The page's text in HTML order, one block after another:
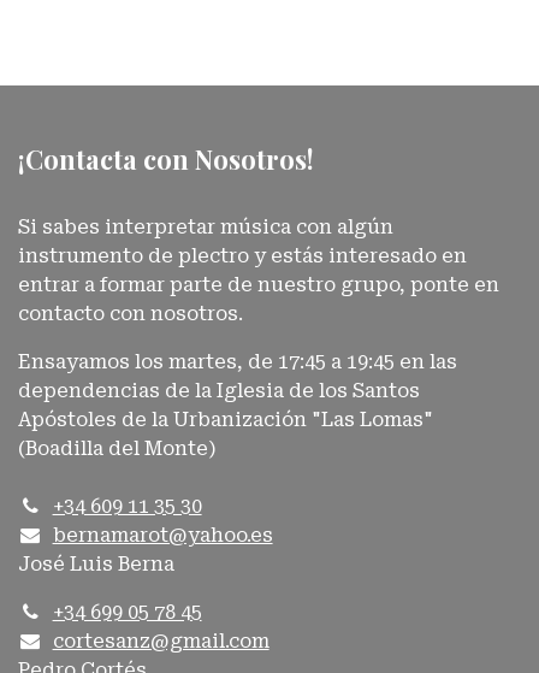
¡Contacta con Nosotros!
Si sabes interpretar música con algún
instrumento de plectro y estás interesado en
entrar a formar parte de nuestro grupo, ponte en
contacto con nosotros.
Ensayamos los martes, de 17:45 a 19:45 en las
dependencias de la Iglesia de los Santos
Apóstoles de la Urbanización "Las Lomas"
(Boadilla del Monte)
+34 609 11 35 30
bernama​rot@yahoo.es
José Luis Berna
+34 699 05 78 45
cortesanz@gmail.com